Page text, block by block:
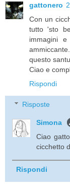
gattonero
Con un
tutto 'sto
immagini
questo
Ciao e
Rispondi
Risposte
Simona
Ciao
cicchetto
Rispondi